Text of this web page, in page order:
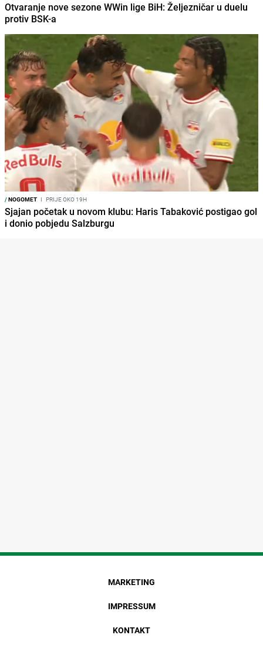
Otvaranje nove sezone WWin lige BiH: Željezničar u duelu
protiv BSK-a
/NOGOMET I PRIJE OKO 19H
Sjajan početak u novom klubu: Haris Tabaković postigao gol
i donio pobjedu Salzburgu
MARKETING
IMPRESSUM
KONTAKT